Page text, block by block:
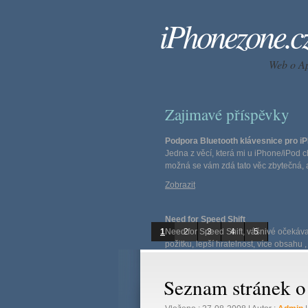
Web o
Zajimavé příspěvky
Podpora Bluetooth klávesnice pro
Jedna z věcí, která mi u iPhone/iPod
možná se vám zdá tato věc zbytečná,
Zobrazit
Need for Speed Shift
Need for Speed Shift, vášnivé
požitku, lepší hratelnost, více obsahu
N.O.V.A. (Near Orbit Vanguard
1 2 3 4 5
Seznam stránek